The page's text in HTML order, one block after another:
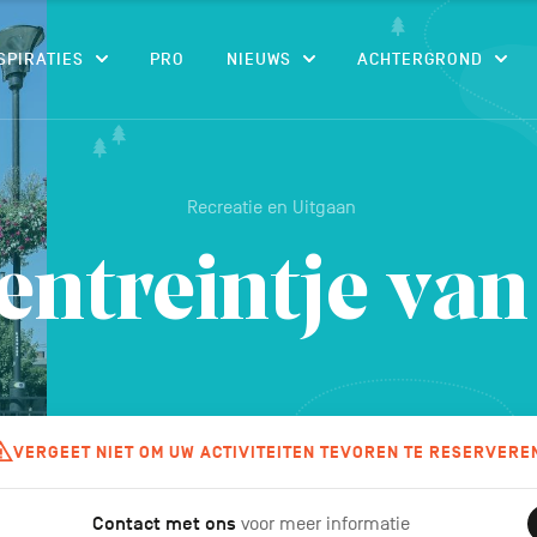
PRO NIEUWS ACHTERGROND
Recreatie en Uitgaan
van
VERGEET NIET OM UW ACTIVITEITEN TEVOREN TE
Contact met ons voor meer informatie